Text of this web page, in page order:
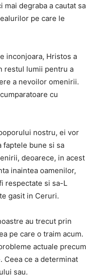
degraba a cautat sa
pe care le
inconjoara, Hristos a
restul lumii pentru a
a nevoilor omenirii.
cu
nostru, ei vor
faptele bune si sa
deoarece, in acest
inaintea oamenilor,
respectate si sa-L
gasit in Ceruri.
au trecut prin
pe care o traim acum.
actuale precum
Ceea ce a determinat
sau.